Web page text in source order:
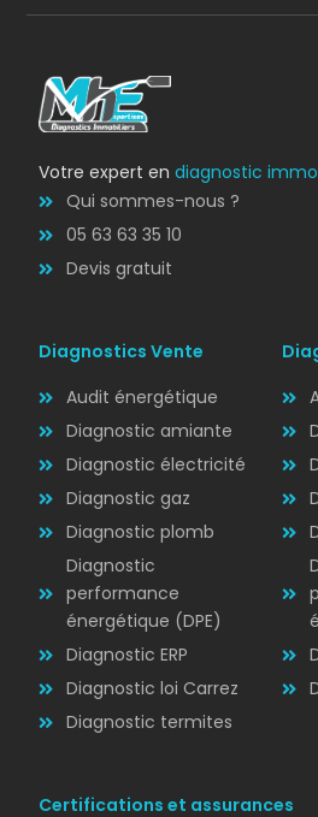
DPE
Diagnostic
ÉLECTRICITÉ
Votre expert endiagnostic
Qui sommes-nous ?
05 63 63 35 10
Devis gratuit
Diagnostics Vente
Audit énergétique
Diagnostic amiante
Diagnostic électricité
Diagnostic gaz
Diagnostic plomb
Diagnostic
performance
énergétique (DPE)
Diagnostic ERP
Diagnostic loi Carrez
Diagnostic termites
Certifications et assurances